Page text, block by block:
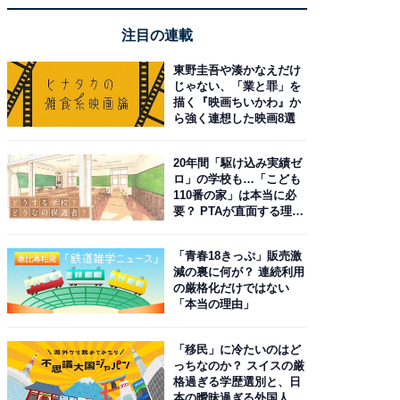
注目の連載
東野圭吾や湊かなえだけ
じゃない、「業と罪」を
描く『映画ちいかわ』か
ら強く連想した映画8選
20年間「駆け込み実績ゼ
ロ」の学校も…「こども
110番の家」は本当に必
要？ PTAが直面する理想
「青春18きっぷ」販売激
減の裏に何が？ 連続利用
の厳格化だけではない
「本当の理由」
「移民」に冷たいのはど
っちなのか？ スイスの厳
格過ぎる学歴選別と、日